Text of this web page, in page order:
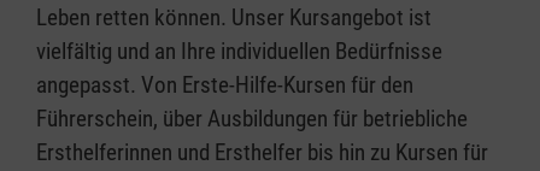
Leben retten können. Unser Kursangebot ist
vielfältig und an Ihre individuellen Bedürfnisse
angepasst. Von Erste-Hilfe-Kursen für den
Führerschein, über Ausbildungen für betriebliche
Ersthelferinnen und Ersthelfer bis hin zu Kursen für